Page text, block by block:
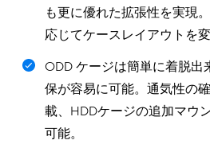
も更に優れた拡張性を実現
応じてケースレイアウトを変
ODD ケージは簡単に着脱出
保が容易に可能。通気性の
載、HDDケージの追加マウ
可能。